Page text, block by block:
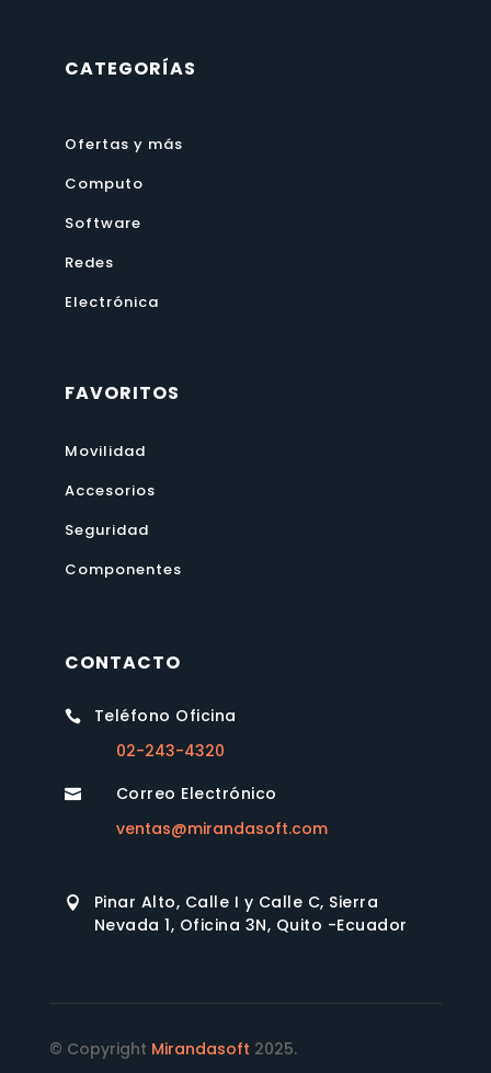
CATEGORÍAS
Ofertas y más
Computo
Software
Redes
Electrónica
FAVORITOS
Movilidad
Accesorios
Seguridad
Componentes
CONTACTO

Teléfono Oficina
02-243-4320

Correo Electrónico
ventas@mirandasoft.com

Pinar Alto, Calle I y Calle C, Sierra
Nevada 1, Oficina 3N, Quito -Ecuador
© Copyright Mirandasoft 2025.